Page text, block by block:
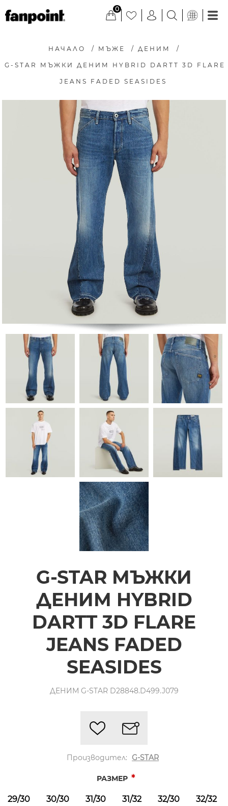
0
НАЧАЛО / МЪЖЕ / ДЕНИМ /
G-STAR МЪЖКИ ДЕНИМ HYBRID DARTT 3D FLARE
JEANS FADED SEASIDES
G-STAR МЪЖКИ
ДЕНИМ HYBRID
DARTT 3D FLARE
JEANS FADED
SEASIDES
ДЕНИМ G-STAR D28848.D499.J079
Производител: G-STAR
РАЗМЕР *
29/30 30/30 31/30 31/32 32/30 32/32